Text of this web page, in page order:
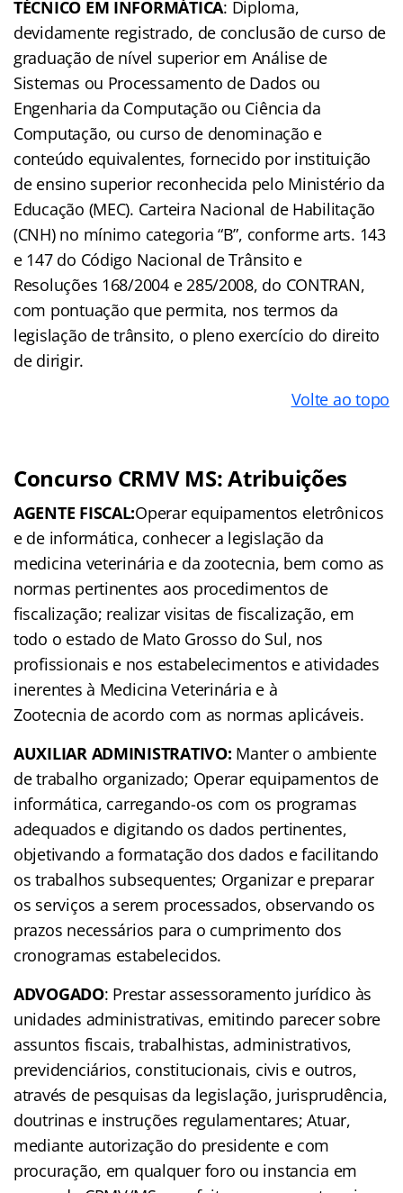
TÉCNICO EM INFORMÁTICA: Diploma,
devidamente registrado, de conclusão de curso de
graduação de nível superior em Análise de
Sistemas ou Processamento de Dados ou
Engenharia da Computação ou Ciência da
Computação, ou curso de denominação e
conteúdo equivalentes, fornecido por instituição
de ensino superior reconhecida pelo Ministério da
Educação (MEC). Carteira Nacional de Habilitação
(CNH) no mínimo categoria “B”, conforme arts. 143
e 147 do Código Nacional de Trânsito e
Resoluções 168/2004 e 285/2008, do CONTRAN,
com pontuação que permita, nos termos da
legislação de trânsito, o pleno exercício do direito
de dirigir.
Volte ao topo
Concurso CRMV MS: Atribuições
AGENTE FISCAL:Operar equipamentos eletrônicos
e de informática, conhecer a legislação da
medicina veterinária e da zootecnia, bem como as
normas pertinentes aos procedimentos de
fiscalização; realizar visitas de fiscalização, em
todo o estado de Mato Grosso do Sul, nos
profissionais e nos estabelecimentos e atividades
inerentes à Medicina Veterinária e à
Zootecnia de acordo com as normas aplicáveis.
AUXILIAR ADMINISTRATIVO: Manter o ambiente
de trabalho organizado; Operar equipamentos de
informática, carregando-os com os programas
adequados e digitando os dados pertinentes,
objetivando a formatação dos dados e facilitando
os trabalhos subsequentes; Organizar e preparar
os serviços a serem processados, observando os
prazos necessários para o cumprimento dos
cronogramas estabelecidos.
ADVOGADO: Prestar assessoramento jurídico às
unidades administrativas, emitindo parecer sobre
assuntos fiscais, trabalhistas, administrativos,
previdenciários, constitucionais, civis e outros,
através de pesquisas da legislação, jurisprudência,
doutrinas e instruções regulamentares; Atuar,
mediante autorização do presidente e com
procuração, em qualquer foro ou instancia em